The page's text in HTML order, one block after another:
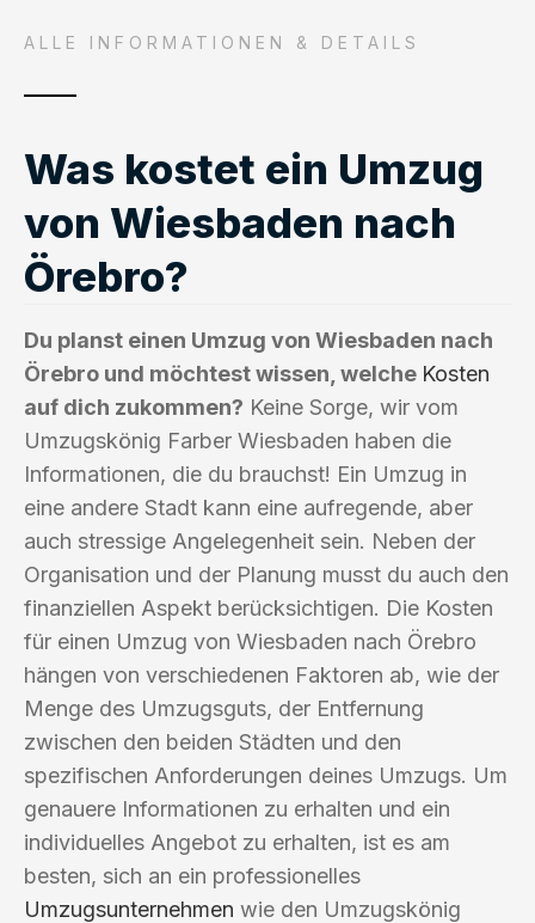
ALLE INFORMATIONEN & DETAILS
Was kostet ein Umzug
von Wiesbaden nach
Örebro?
Du planst einen Umzug von Wiesbaden nach
Örebro und möchtest wissen, welche Kosten
auf dich zukommen? Keine Sorge, wir vom
Umzugskönig Farber Wiesbaden haben die
Informationen, die du brauchst! Ein Umzug in
eine andere Stadt kann eine aufregende, aber
auch stressige Angelegenheit sein. Neben der
Organisation und der Planung musst du auch den
finanziellen Aspekt berücksichtigen. Die Kosten
für einen Umzug von Wiesbaden nach Örebro
hängen von verschiedenen Faktoren ab, wie der
Menge des Umzugsguts, der Entfernung
zwischen den beiden Städten und den
spezifischen Anforderungen deines Umzugs. Um
genauere Informationen zu erhalten und ein
individuelles Angebot zu erhalten, ist es am
besten, sich an ein professionelles
Umzugsunternehmen wie den Umzugskönig